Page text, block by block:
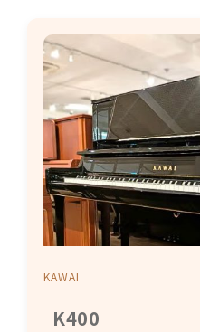
KAWAI
K400